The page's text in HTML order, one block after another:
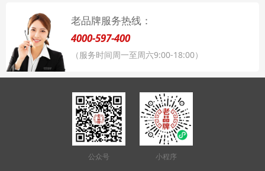
老品牌服务热线：
4000-597-400
（服务时间周一至周六9:00-18:00）
公众号 小程序